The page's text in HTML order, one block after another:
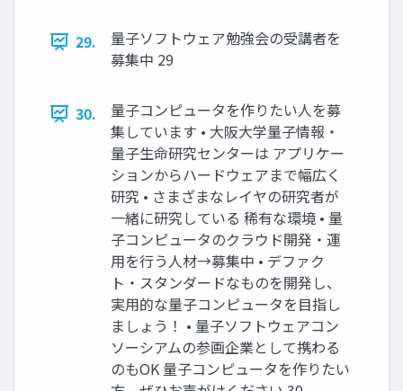
29.
量子ソフトウェア勉強会の受講者を
募集中 29
30.
量子コンピュータを作りたい人を募
集しています • 大阪大学量子情報・
量子生命研究センターは アプリケー
ションからハードウェアまで幅広く
研究 • さまざまなレイヤの研究者が
一緒に研究している 稀有な環境 • 量
子コンピュータのクラウド開発・運
用を行う人材→募集中 • デファク
ト・スタンダードなものを開発し、
実用的な量子コンピュータを目指し
ましょう！ • 量子ソフトウェアコン
ソーシアムの参画企業として携わる
のもOK 量子コンピュータを作りたい